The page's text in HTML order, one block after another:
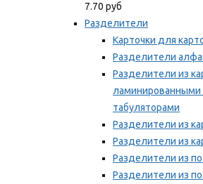
7.70 руб
Разделители
Карточки для
Разделители
Разделители из
табуляторами
Разделители из
Разделители из
Разделители из
Разделители из